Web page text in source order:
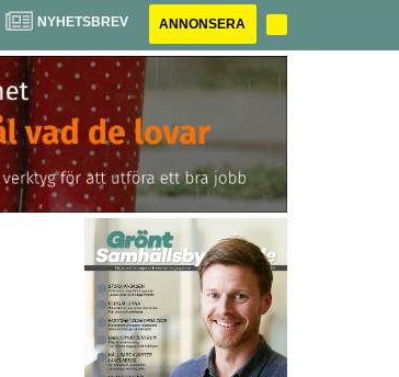
NYHETSBREV ANNONSERA